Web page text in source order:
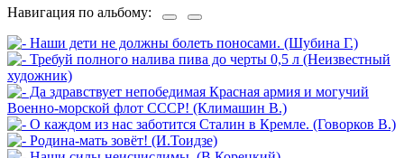
Навигация по альбому: